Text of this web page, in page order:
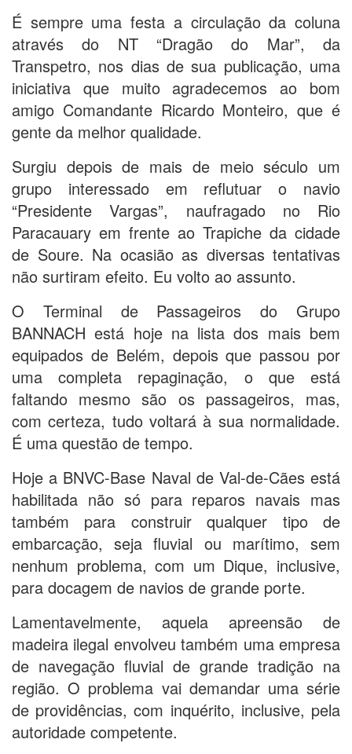
É sempre uma festa a circulação da coluna
através do NT “Dragão do Mar”, da
Transpetro, nos dias de sua publicação, uma
iniciativa que muito agradecemos ao bom
amigo Comandante Ricardo Monteiro, que é
gente da melhor qualidade.
Surgiu depois de mais de meio século um
grupo interessado em reflutuar o navio
“Presidente Vargas”, naufragado no Rio
Paracauary em frente ao Trapiche da cidade
de Soure. Na ocasião as diversas tentativas
não surtiram efeito. Eu volto ao assunto.
O Terminal de Passageiros do Grupo
BANNACH está hoje na lista dos mais bem
equipados de Belém, depois que passou por
uma completa repaginação, o que está
faltando mesmo são os passageiros, mas,
com certeza, tudo voltará à sua normalidade.
É uma questão de tempo.
Hoje a BNVC-Base Naval de Val-de-Cães está
habilitada não só para reparos navais mas
também para construir qualquer tipo de
embarcação, seja fluvial ou marítimo, sem
nenhum problema, com um Dique, inclusive,
para docagem de navios de grande porte.
Lamentavelmente, aquela apreensão de
madeira ilegal envolveu também uma empresa
de navegação fluvial de grande tradição na
região. O problema vai demandar uma série
de providências, com inquérito, inclusive, pela
autoridade competente.